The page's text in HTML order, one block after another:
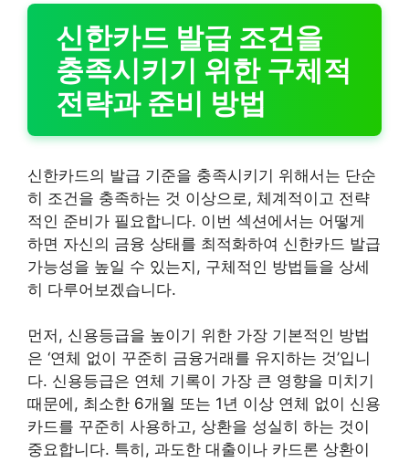
신한카드 발급 조건을
충족시키기 위한 구체적
전략과 준비 방법
신한카드의 발급 기준을 충족시키기 위해서는 단순
히 조건을 충족하는 것 이상으로, 체계적이고 전략
적인 준비가 필요합니다. 이번 섹션에서는 어떻게
하면 자신의 금융 상태를 최적화하여 신한카드 발급
가능성을 높일 수 있는지, 구체적인 방법들을 상세
히 다루어보겠습니다.
먼저, 신용등급을 높이기 위한 가장 기본적인 방법
은 ‘연체 없이 꾸준히 금융거래를 유지하는 것’입니
다. 신용등급은 연체 기록이 가장 큰 영향을 미치기
때문에, 최소한 6개월 또는 1년 이상 연체 없이 신용
카드를 꾸준히 사용하고, 상환을 성실히 하는 것이
중요합니다. 특히, 과도한 대출이나 카드론 상환이